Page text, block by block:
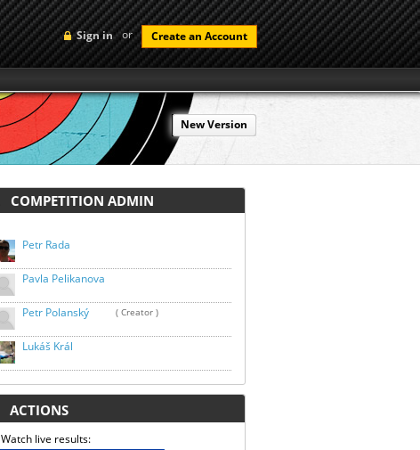
Sign in or Create an Account
New Version
COMPETITION ADMIN
Petr Rada
Pavla Pelikanova
Petr Polanský ( Creator )
Lukáš Král
ACTIONS
Watch live results: